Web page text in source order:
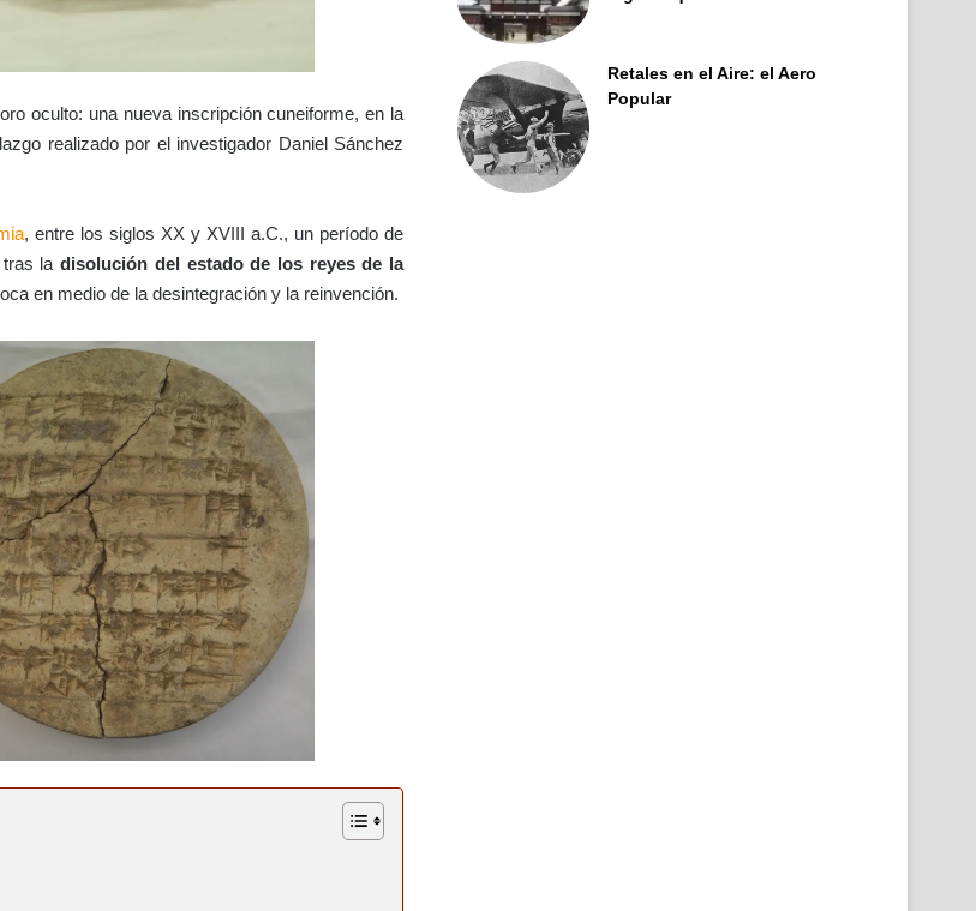
oculto: una nueva inscripción cuneiforme, en la
realizado por el investigador Daniel Sánchez
, entre los siglos XX y XVIII a.C., un período de
tras ladisolución del estado de los reyes de la
en medio de la desintegración y la reinvención.
Retales en el Aire: el Aero
Popular